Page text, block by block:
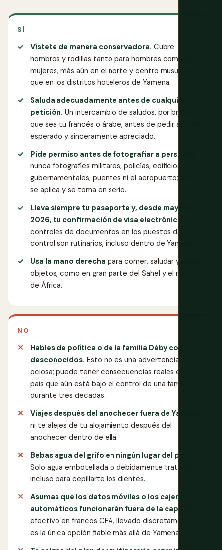
SÍ
Vístete de manera conservadora. Cubre
hombros y rodillas tanto para hombres como para
mujeres, más aún en el norte y centro musulmanes
que en los distritos hoteleros de Yamena.
Saluda adecuadamente antes de cualquier
petición. Un intercambio de saludos, por breve
que sea tu francés o árabe, antes de pedir algo es
esperado y sinceramente apreciado.
Pide permiso antes de fotografiar a personas,
nunca fotografíes militares, policías, edificios
gubernamentales, puentes ni el aeropuerto; esto
se aplica y se toma en serio.
Lleva siempre tu pasaporte y, desde mayo de
2026, tu confirmación de visa electrónica
controles de documentos en los puestos de
control son rutinarios, incluso dentro de Yamena.
Usa la mano derecha para comer, saludar y pasar
objetos, como en gran parte del Sahel y el norte
de África.
NO
Hables de política o de la familia Déby con
desconocidos. Esto no es una advertencia
ociosa; puede tener consecuencias reales en un
país que aún está bajo el control de una familia
durante tres décadas.
Viajes después del anochecer fuera de Yamena
ni te alejes de tu alojamiento después del
anochecer dentro de ella.
Bebas agua del grifo en ningún lugar del país.
Solo agua embotellada o debidamente tratada,
incluso para cepillarte los dientes.
Asumas que los datos móviles o los cajeros
automáticos funcionarán fuera de la capital.
efectivo en francos CFA, llevado discretamente,
es la única opción fiable más allá de Yamena.